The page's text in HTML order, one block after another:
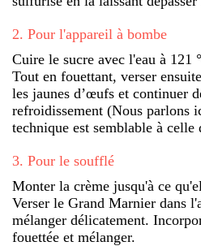
2. Pour l'appareil à bombe
Cuire le sucre avec l'eau à 121
Tout en fouettant, verser
les jaunes d’œufs et continuer
refroidissement (Nous parlons
technique est semblable à
3. Pour le soufflé
Monter la crème jusqu'à ce
Verser le Grand Marnier dans
mélanger délicatement.
fouettée et mélanger.